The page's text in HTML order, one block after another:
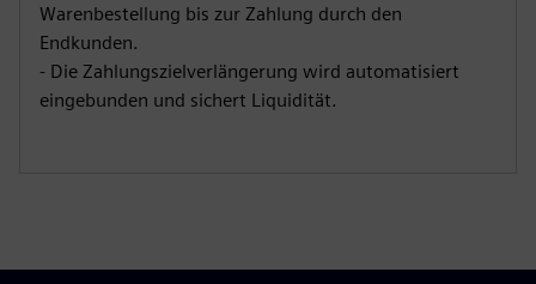
Warenbestellung bis zur Zahlung durch den
Endkunden.
- Die Zahlungszielverlängerung wird automatisiert
eingebunden und sichert Liquidität.